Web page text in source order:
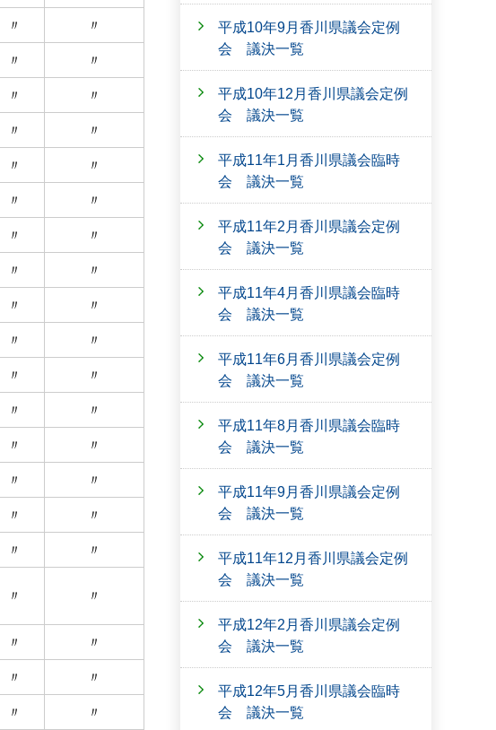
〃 〃
〃 〃
〃 〃
〃 〃
〃 〃
〃 〃
〃 〃
〃 〃
〃 〃
〃 〃
〃 〃
〃 〃
〃 〃
〃 〃
〃 〃
〃 〃
〃 〃
〃 〃
〃 〃
〃 〃
平成10年9月香川県議会定例
会 議決一覧
平成10年12月香川県議会定例
会 議決一覧
平成11年1月香川県議会臨時
会 議決一覧
平成11年2月香川県議会定例
会 議決一覧
平成11年4月香川県議会臨時
会 議決一覧
平成11年6月香川県議会定例
会 議決一覧
平成11年8月香川県議会臨時
会 議決一覧
平成11年9月香川県議会定例
会 議決一覧
平成11年12月香川県議会定例
会 議決一覧
平成12年2月香川県議会定例
会 議決一覧
平成12年5月香川県議会臨時
会 議決一覧